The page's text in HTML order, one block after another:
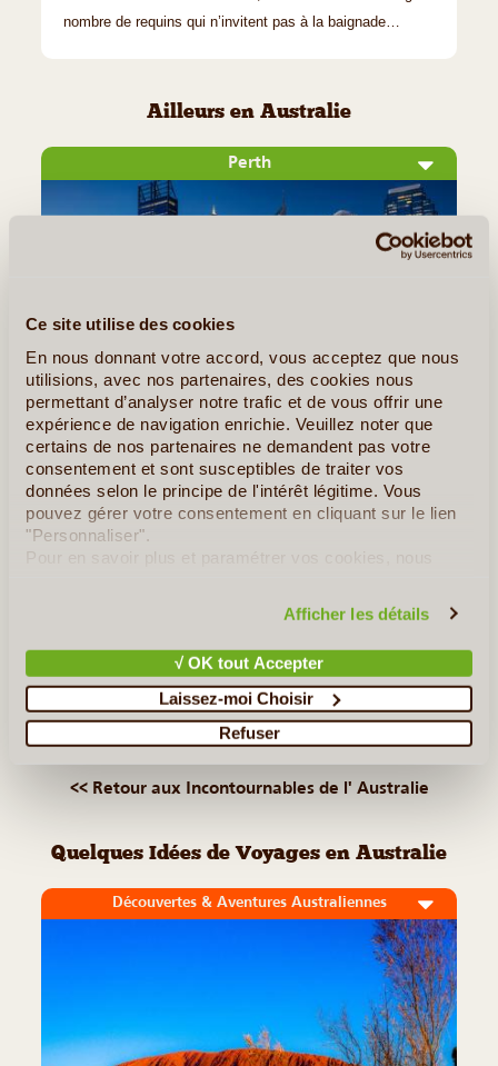
Ce site utilise des cookies
En nous donnant votre accord, vous acceptez que nous
utilisions, avec nos partenaires, des cookies nous
permettant d’analyser notre trafic et de vous offrir une
expérience de navigation enrichie. Veuillez noter que
certains de nos partenaires ne demandent pas votre
consentement et sont susceptibles de traiter vos
données selon le principe de l'intérêt légitime. Vous
pouvez gérer votre consentement en cliquant sur le lien
"Personnaliser".
Pour en savoir plus et paramétrer vos cookies, nous
Afficher les détails
√ OK tout Accepter
Laissez-moi Choisir
Refuser
nombre de requins qui n’invitent pas à la baignade…
Ailleurs en Australie
Perth
Moderne et dynamique, la ville de Perth fut fondée en 1829
sur les rives de la Swan River, à plus de 4000 kilomètres de
Sydney. La métropole la plus isolée au monde abrite d'un
côté des quartiers ultra-modernes avec une foule de gratte-
Uluru
Margaret River
<< Retour aux Incontournables de l' Australie
Quelques Idées de Voyages en Australie
Découvertes & Aventures Australiennes